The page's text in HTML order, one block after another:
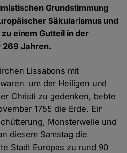
Grundstimmung
Säkularismus und
einem Gutteil in der
269 Jahren.
Lissabons mit
um der Heiligen und
Christi zu gedenken, bebte
1755 die Erde. Ein
Monsterwelle und
diesem Samstag die
Stadt Europas zu rund 90